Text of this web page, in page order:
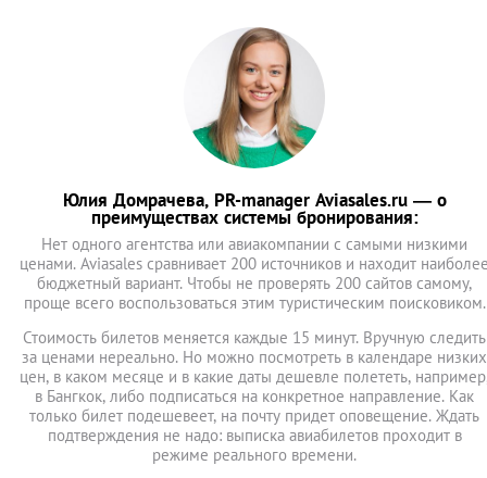
Юлия Домрачева, PR-manager Aviasales.ru — о
преимуществах системы бронирования:
Нет одного агентства или авиакомпании с самыми низкими
ценами. Aviasales сравнивает 200 источников и находит
бюджетный вариант. Чтобы не проверять 200 сайтов самому,
проще всего воспользоваться этим туристическим поисковиком.
Стоимость билетов меняется каждые 15 минут. Вручную следить
за ценами нереально. Но можно посмотреть в календаре низких
цен, в каком месяце и в какие даты дешевле полететь,
в Бангкок, либо подписаться на конкретное направление. Как
только билет подешевеет, на почту придет оповещение. Ждать
подтверждения не надо: выписка авиабилетов проходит в
режиме реального времени.